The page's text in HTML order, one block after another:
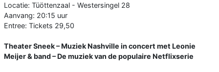
Locatie: Tüöttenzaal - Westersingel 28
Aanvang: 20:15 uur
Entree: Tickets 29,50
Theater Sneek – Muziek Nashville in concert met Leonie
Meijer & band – De muziek van de populaire Netflixserie